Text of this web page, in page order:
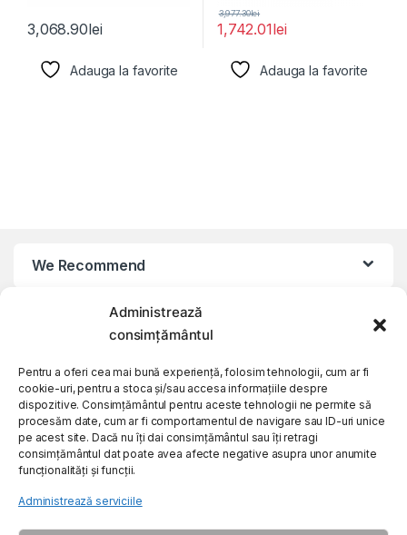
Administrează
consimțământul
Pentru a oferi cea mai bună experiență, folosim tehnologii, cum ar fi
cookie-uri, pentru a stoca și/sau accesa informațiile despre
dispozitive. Consimțământul pentru aceste tehnologii ne permite să
procesăm date, cum ar fi comportamentul de navigare sau ID-uri unice
pe acest site. Dacă nu îți dai consimțământul sau îți retragi
consimțământul dat poate avea afecte negative asupra unor anumite
funcționalități și funcții.
Administrează serviciile
3,068.90lei
Adauga la favorite
1,742.01lei
3,977.30lei
Adauga la favorite
We Recommend
My Account
Customer Care
About Us